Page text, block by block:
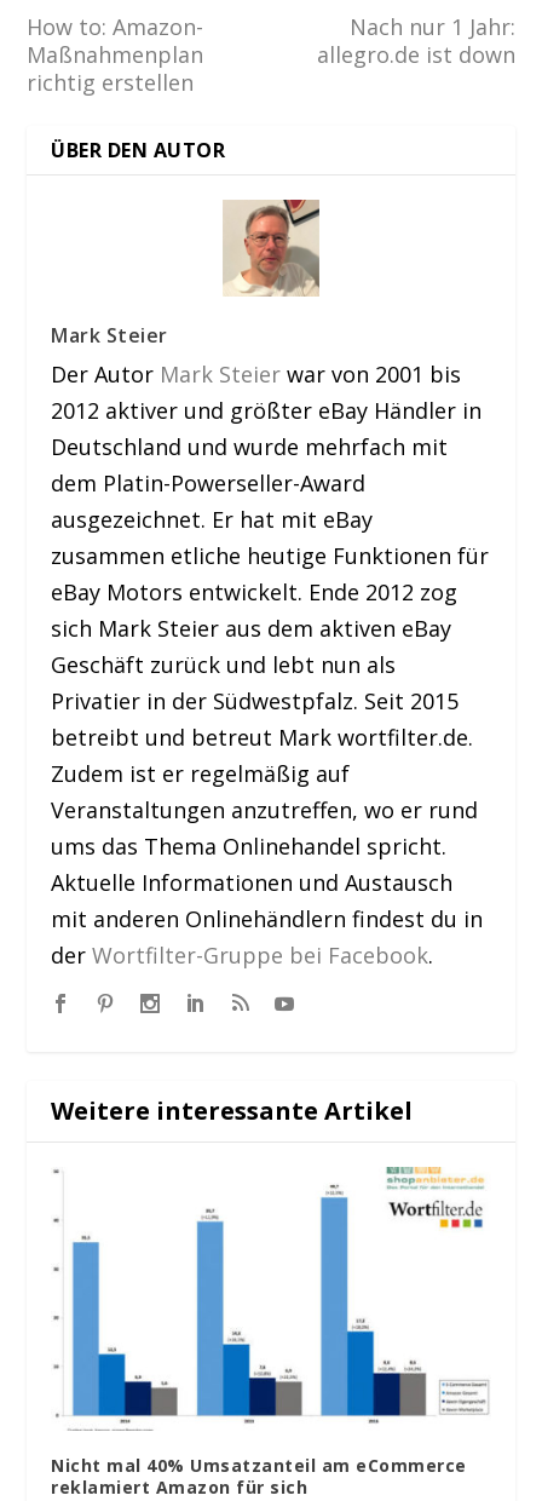
How to: Amazon-
Maßnahmenplan
richtig erstellen
Nach nur 1 Jahr:
allegro.de ist down
ÜBER DEN AUTOR
Mark Steier
Der Autor Mark Steier war von 2001 bis
2012 aktiver und größter eBay Händler in
Deutschland und wurde mehrfach mit
dem Platin-Powerseller-Award
ausgezeichnet. Er hat mit eBay
zusammen etliche heutige Funktionen für
eBay Motors entwickelt. Ende 2012 zog
sich Mark Steier aus dem aktiven eBay
Geschäft zurück und lebt nun als
Privatier in der Südwestpfalz. Seit 2015
betreibt und betreut Mark wortfilter.de.
Zudem ist er regelmäßig auf
Veranstaltungen anzutreffen, wo er rund
ums das Thema Onlinehandel spricht.
Aktuelle Informationen und Austausch
mit anderen Onlinehändlern findest du in
derWortfilter-Gruppe bei Facebook.
Weitere interessante Artikel
Nicht mal 40% Umsatzanteil am eCommerce
reklamiert Amazon für sich